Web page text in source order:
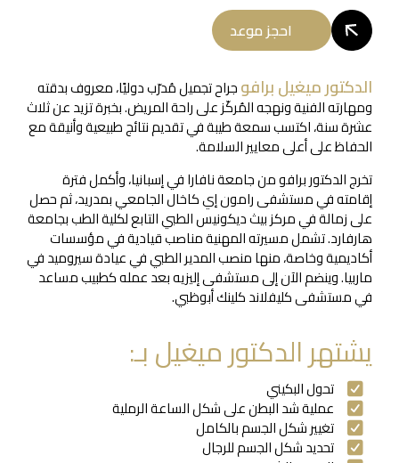
احجز موعد
الدكتور ميغيل برافوجراح تجميل مُدرّب دوليًا، معروف بدقته
ومهارته الفنية ونهجه المُركّز على راحة المريض. بخبرة تزيد عن ثلاث
عشرة سنة، اكتسب سمعة طيبة في تقديم نتائج طبيعية وأنيقة مع
الحفاظ على أعلى معايير السلامة.
تخرج الدكتور برافو من جامعة نافارا في إسبانيا، وأكمل فترة
إقامته في مستشفى رامون إي كاخال الجامعي بمدريد، ثم حصل
على زمالة في مركز بيث ديكونيس الطبي التابع لكلية الطب بجامعة
هارفارد. تشمل مسيرته المهنية مناصب قيادية في مؤسسات
أكاديمية وخاصة، منها منصب المدير الطبي في عيادة سيروميد في
ماربيا. وينضم الآن إلى مستشفى إليزيه بعد عمله كطبيب مساعد
في مستشفى كليفلاند كلينك أبوظبي.
يشتهر الدكتور ميغيل بـ:
تحول البكيني
عملية شد البطن على شكل الساعة الرملية
تغيير شكل الجسم بالكامل
تحديد شكل الجسم للرجال